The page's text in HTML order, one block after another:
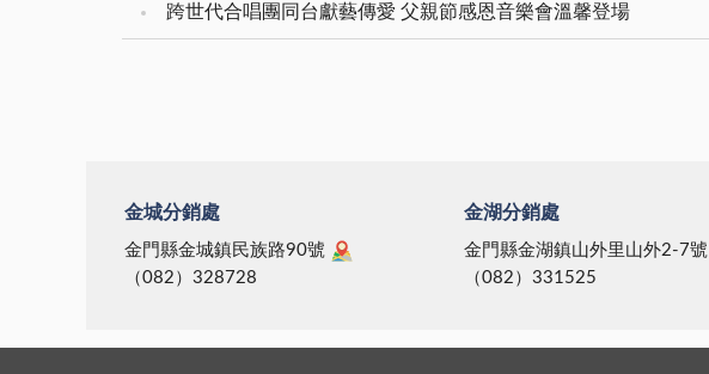
跨世代合唱團同台獻藝傳愛 父親節感恩音樂會溫馨登場
金城分銷處
金門縣金城鎮民族路90號
（082）328728
金湖分銷處
金門縣金湖鎮山外里山外2-7號
（082）331525